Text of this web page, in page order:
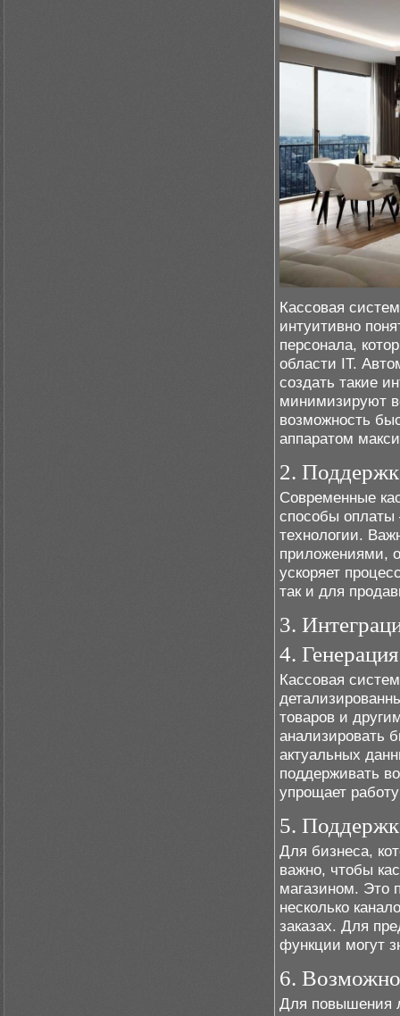
Кассовая
интуитивно
персонала,
области IT.
создать такие
минимизируют
возможность
аппаратом
2.
Современные
способы
технологии.
приложениями,
ускоряет
так и для
3.
4.
Кассовая
товаров и
анализировать
актуальных
поддерживать
упрощает
5.
Для бизнеса,
важно, чтобы
магазином. Это
несколько
заказах. Для
функции могут
6.
Для повышения